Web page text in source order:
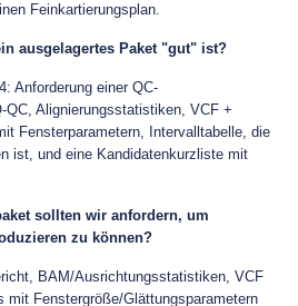
Feinkartierungsplan.
ausgelagertes Paket "gut" ist?
Anforderung einer QC-
QC, Alignierungsstatistiken, VCF +
Fensterparametern, Intervalltabelle, die
ist, und eine Kandidatenkurzliste mit
sollten wir anfordern, um
zu können?
BAM/Ausrichtungsstatistiken, VCF
Fenstergröße/Glättungsparametern